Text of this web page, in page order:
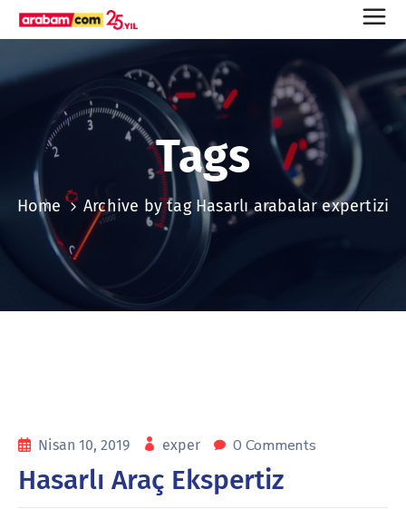
Tags
Home Archive by tag Hasarlı arabalar expertizi
Nisan 10, 2019 exper 0 Comments
Hasarlı Araç Ekspertiz